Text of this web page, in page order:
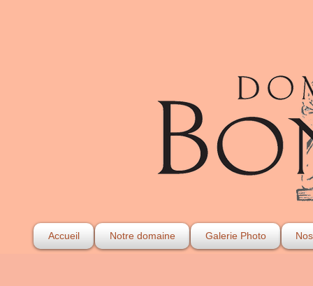
Accueil Notre domaine Galerie Photo